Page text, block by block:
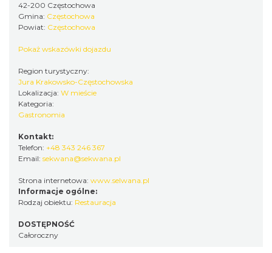
42-200 Częstochowa
Gmina: Częstochowa
Powiat: Częstochowa
Pokaż wskazówki dojazdu
Region turystyczny:
Jura Krakowsko-Częstochowska
Lokalizacja: W mieście
Kategoria:
Gastronomia
Kontakt:
Telefon: +48 343 246 367
Email: sekwana@sekwana.pl
Strona internetowa: www.selwana.pl
Informacje ogólne:
Rodzaj obiektu: Restauracja
DOSTĘPNOŚĆ
Całoroczny